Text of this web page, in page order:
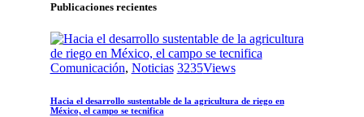
Publicaciones recientes
Comunicación, Noticias 3235Views
Hacia el desarrollo sustentable de la agricultura de riego en
México, el campo se tecnifica